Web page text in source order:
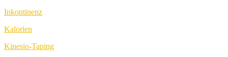
Inkontinenz
Kalorien
Kinesio-Taping